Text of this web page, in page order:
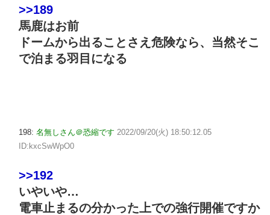
>>189
馬鹿はお前
ドームから出ることさえ危険なら、当然そこ
で泊まる羽目になる
198: 名無しさん＠恐縮です 2022/09/20(火) 18:50:12.05
ID:kxcSwWpO0
>>192
いやいや…
電車止まるの分かった上での強行開催ですか